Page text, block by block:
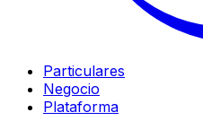
Particulares
Negocio
Plataforma